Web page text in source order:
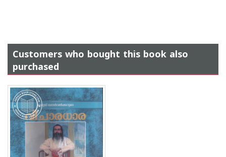
Customers who bought this book also
purchased